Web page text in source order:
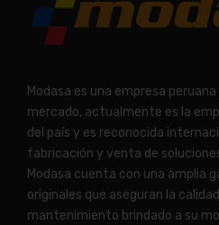
Modasa es una empresa
mercado, actualmente es la
del país y es reconocida
fabricación y venta de
Modasa cuenta con una amplia
originales que aseguran la
mantenimiento brindado a su